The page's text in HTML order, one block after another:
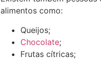
alimentos como:
Queijos;
Chocolate;
Frutas cítricas;